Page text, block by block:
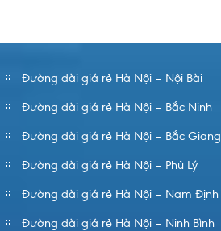
Đường dài giá rẻ Hà Nội – Nội Bài
Đường dài giá rẻ Hà Nội – Bắc Ninh
Đường dài giá rẻ Hà Nội – Bắc Giang
Đường dài giá rẻ Hà Nội – Phủ Lý
Đường dài giá rẻ Hà Nội – Nam Định
Đường dài giá rẻ Hà Nội – Ninh Bình